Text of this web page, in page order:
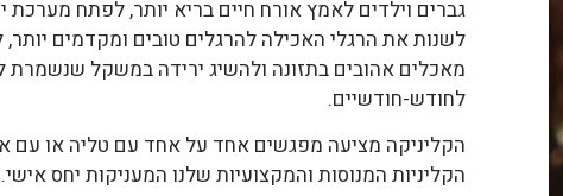
גברים וילדים לאמץ אורח חיים בריא יותר, לפתח מערכת
לשנות את הרגלי האכילה להרגלים טובים ומקדמים
מאכלים אהובים בתזונה ולהשיג ירידה במשקל שנשמרת
לחודש-חודשיים.
הקליניקה מציעה מפגשים אחד על אחד עם טליה או עם
הקליניות המנוסות והמקצועיות שלנו המעניקות יחס אישי.